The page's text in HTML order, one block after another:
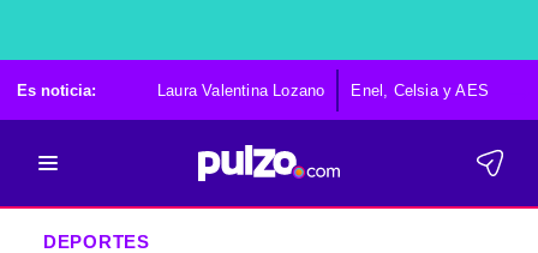
Es noticia: Laura Valentina Lozano Enel, Celsia y AES
DEPORTES